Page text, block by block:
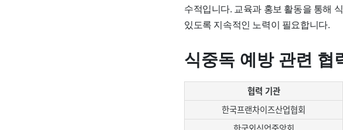
수적입니다. 교육과 홍보 활동을 통해
있도록 지속적인 노력이 필요합니다.
식중독 예방 관련 협
협력 기관
한국프랜차이즈산업협회